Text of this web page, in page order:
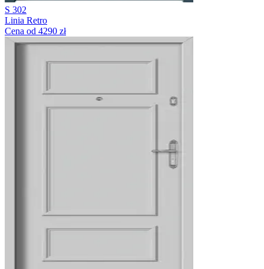
S 302
Linia Retro
Cena od 4290 zł